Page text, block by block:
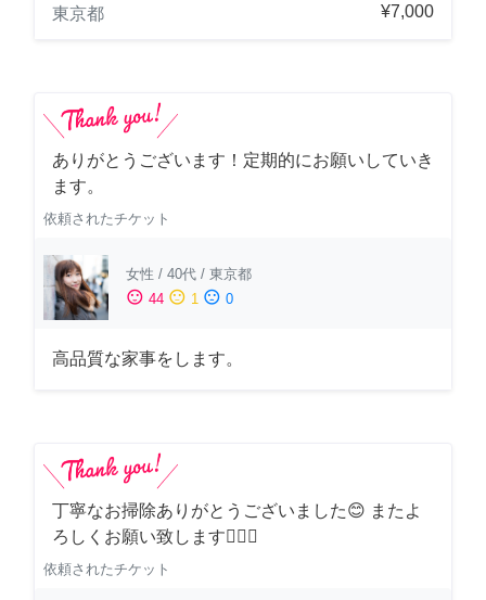
東京都
¥7,000
ありがとうございます！定期的にお願いしていき
ます。
依頼されたチケット
女性 / 40代 / 東京都
sentiment_satisfied 44 sentiment_neutral 1 sentiment_dissatisfied 0
高品質な家事をします。
丁寧なお掃除ありがとうございました😊 またよ
ろしくお願い致します🙆‍♀️✨
依頼されたチケット